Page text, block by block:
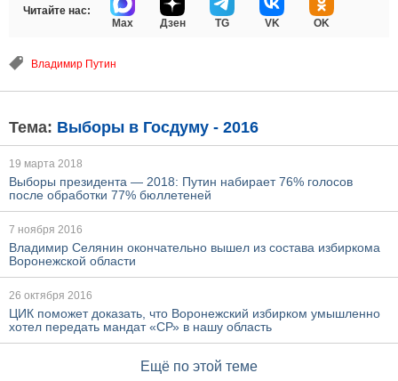
Читайте нас:
Max
Дзен TG VK OK
Владимир Путин
Тема: Выборы в Госдуму - 2016
19 марта 2018
Выборы президента — 2018: Путин набирает 76% голосов
после обработки 77% бюллетеней
7 ноября 2016
Владимир Селянин окончательно вышел из состава избиркома
Воронежской области
26 октября 2016
ЦИК поможет доказать, что Воронежский избирком умышленно
хотел передать мандат «СР» в нашу область
Ещё по этой теме